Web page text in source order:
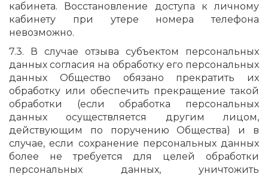
кабинета. Восстановление доступа к личному
кабинету при утере номера телефона
невозможно.
7.3. В случае отзыва субъектом персональных
данных согласия на обработку его персональных
данных Общество обязано прекратить их
обработку или обеспечить прекращение такой
обработки (если обработка персональных
данных осуществляется другим лицом,
действующим по поручению Общества) и в
случае, если сохранение персональных данных
более не требуется для целей обработки
персональных данных, уничтожить